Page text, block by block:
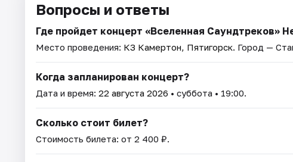
Вопросы и ответы
Где пройдет концерт «Вселенная Саундтреков»
Место проведения: КЗ Камертон, Пятигорск. Город —
Когда запланирован концерт?
Дата и время: 22 августа 2026 • суббота • 19:00.
Сколько стоит билет?
Стоимость билета: от 2 400 ₽.